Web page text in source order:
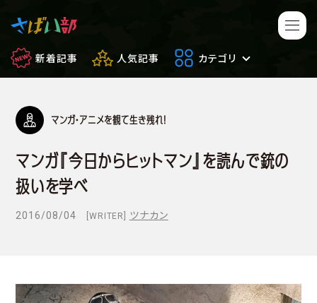
新着記事 人気記事 カテゴリ
マンガ・アニメ
ゲーム 日常のサバイバル
フィールドレビュー やってみた
マンガ・アニメを観て生き残れ！
マンガ『今日からヒットマン』を読んで銃の
扱いを学べ
2016/08/04 [WRITER] ツナカン